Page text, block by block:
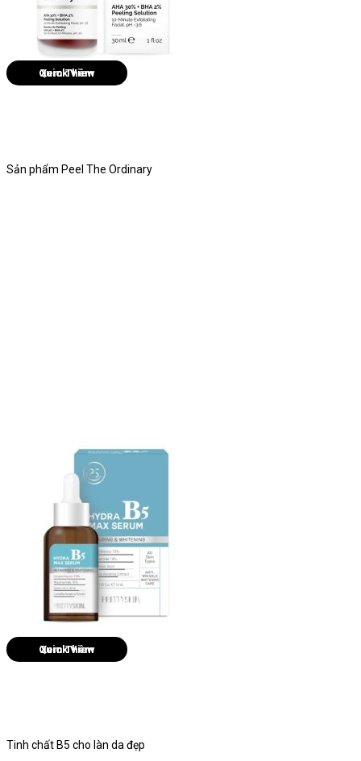
Quick View
Sản phẩm Peel The Ordinary
Quick View
Tinh chất B5 cho làn da đẹp